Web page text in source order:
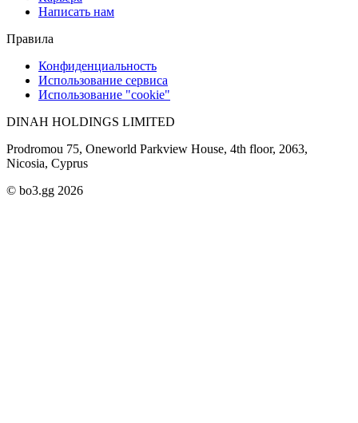
Написать нам
Правила
Конфиденциальность
Использование сервиса
Использование "cookie"
DINAH HOLDINGS LIMITED
Prodromou 75, Oneworld Parkview House, 4th floor, 2063,
Nicosia, Cyprus
© bo3.gg 2026